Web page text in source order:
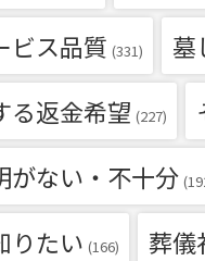
ビス品質 (331) 墓
る返金希望 (227)
がない・不十分
りたい (166) 葬儀